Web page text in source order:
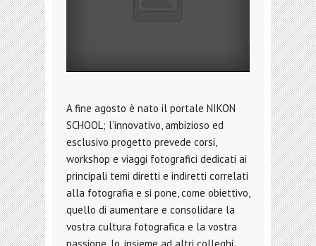
A fine agosto è nato il portale NIKON
SCHOOL; l’innovativo, ambizioso ed
esclusivo progetto prevede corsi,
workshop e viaggi fotografici dedicati ai
principali temi diretti e indiretti correlati
alla fotografia e si pone, come obiettivo,
quello di aumentare e consolidare la
vostra cultura fotografica e la vostra
passione. Io, insieme ad altri colleghi,